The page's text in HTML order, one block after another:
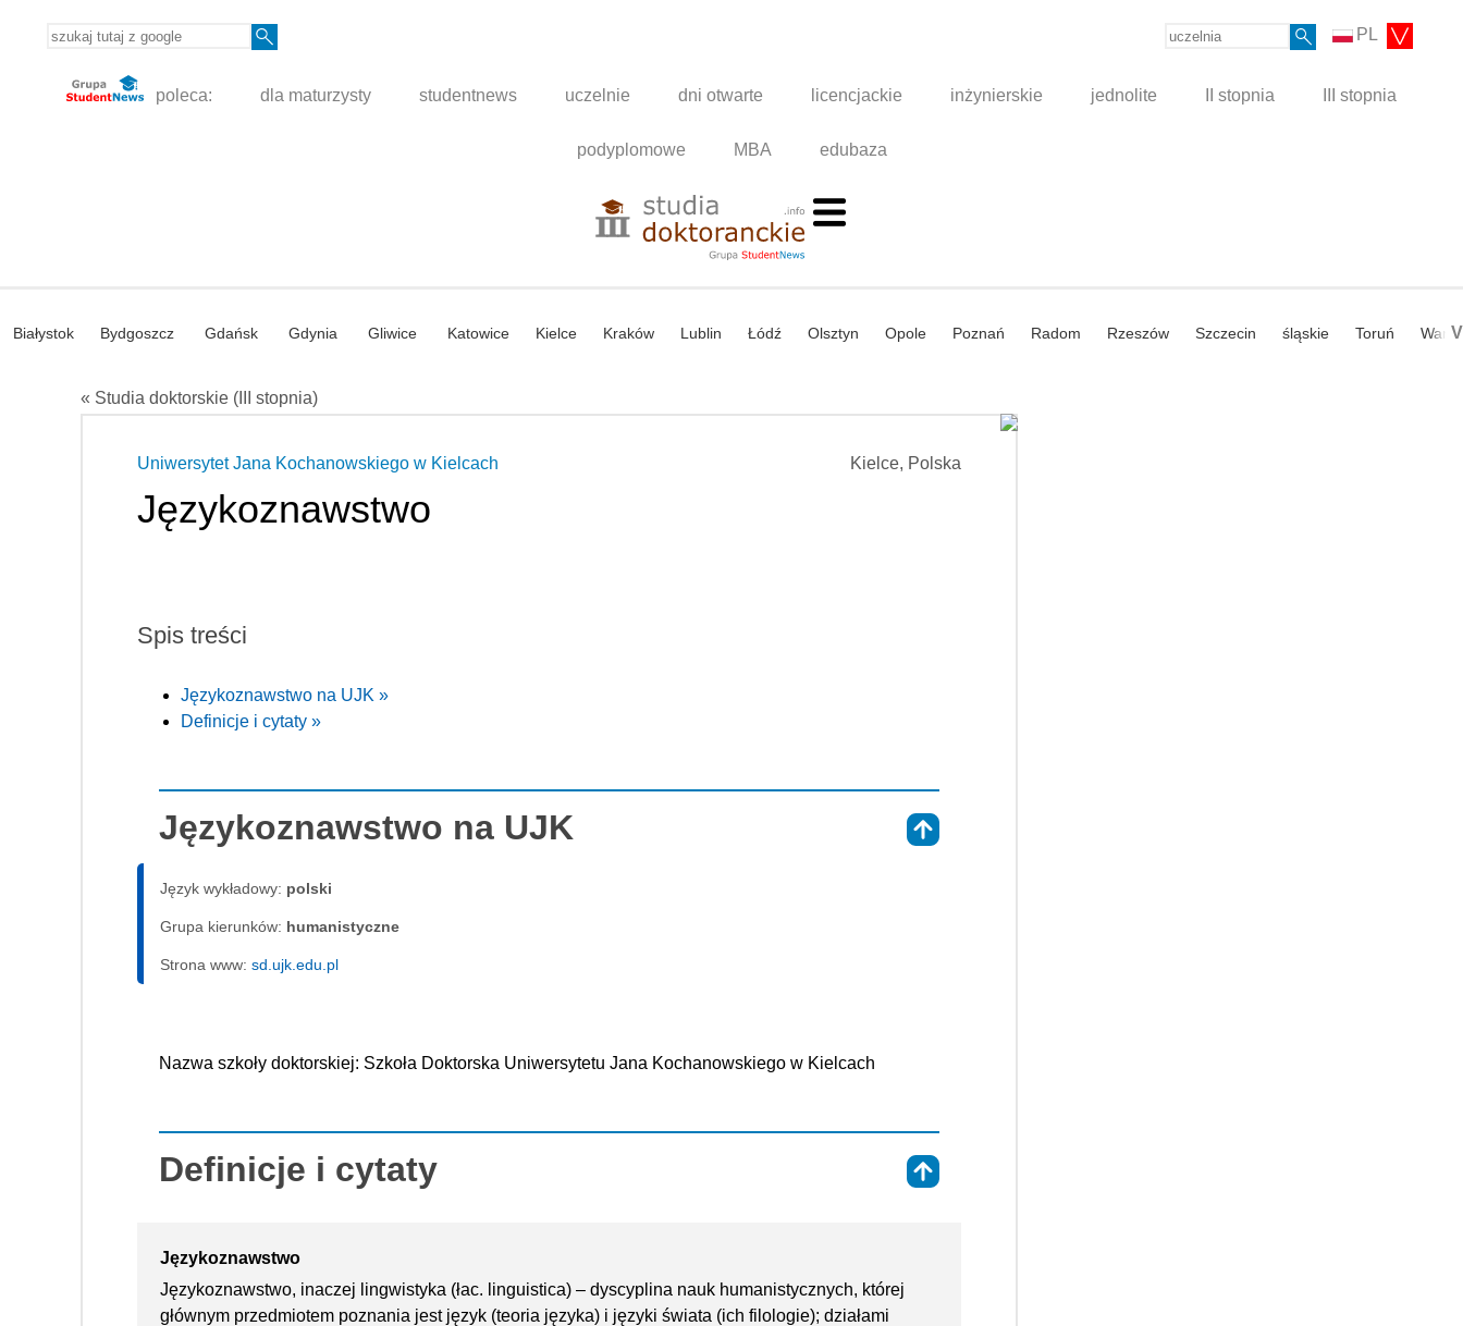
PL
poleca: dla maturzysty studentnews uczelnie dni otwarte licencjackie inżynierskie jednolite II stopnia III stopnia
podyplomowe MBA edubaza
Białystok Bydgoszcz Gdańsk Gdynia Gliwice Katowice Kielce Kraków Lublin Łódź Olsztyn Opole Poznań Radom Rzeszów Szczecin śląskie Toruń V
« Studia doktorskie (III stopnia)
Kielce, Polska
Uniwersytet Jana Kochanowskiego w Kielcach
Językoznawstwo
Spis treści
Językoznawstwo na UJK »
Definicje i cytaty »
Językoznawstwo na UJK
Język wykładowy: polski
Grupa kierunków: humanistyczne
Strona www: sd.ujk.edu.pl
Nazwa szkoły doktorskiej: Szkoła Doktorska Uniwersytetu Jana Kochanowskiego w Kielcach
Definicje i cytaty
Językoznawstwo
Językoznawstwo, inaczej lingwistyka (łac. linguistica) – dyscyplina nauk humanistycznych, której
głównym przedmiotem poznania jest język (teoria języka) i języki świata (ich filologie); działami